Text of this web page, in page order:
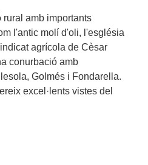
amb importants
l'antic molí d'oli, l'església
agrícola de Cèsar
conurbació amb
Golmés i Fondarella.
excel·lents vistes del